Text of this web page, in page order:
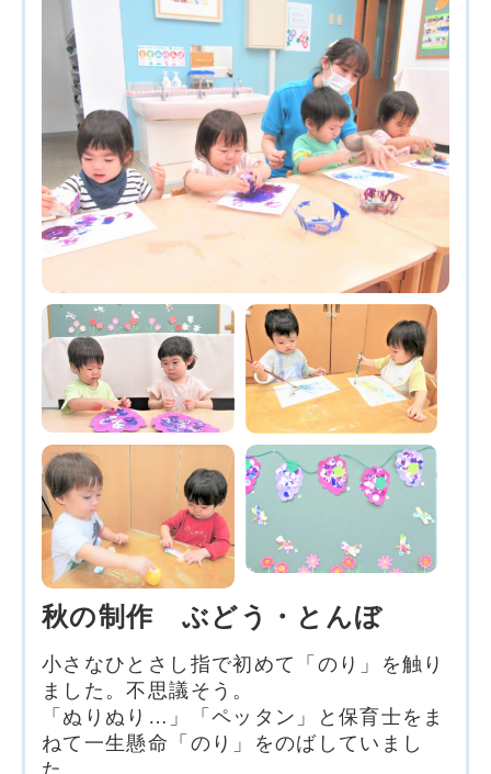
秋の制作 ぶどう・とんぼ
小さなひとさし指で初めて「のり」を触り
ました。不思議そう。
「ぬりぬり…」「ペッタン」と保育士をま
ねて一生懸命「のり」をのばしていまし